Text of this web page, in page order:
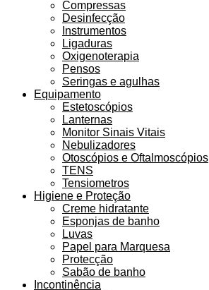
Compressas
Desinfecção
Instrumentos
Ligaduras
Oxigenoterapia
Pensos
Seringas e agulhas
Equipamento
Estetoscópios
Lanternas
Monitor Sinais Vitais
Nebulizadores
Otoscópios e Oftalmoscópios
TENS
Tensiometros
Higiene e Proteção
Creme hidratante
Esponjas de banho
Luvas
Papel para Marquesa
Protecção
Sabão de banho
Incontinência